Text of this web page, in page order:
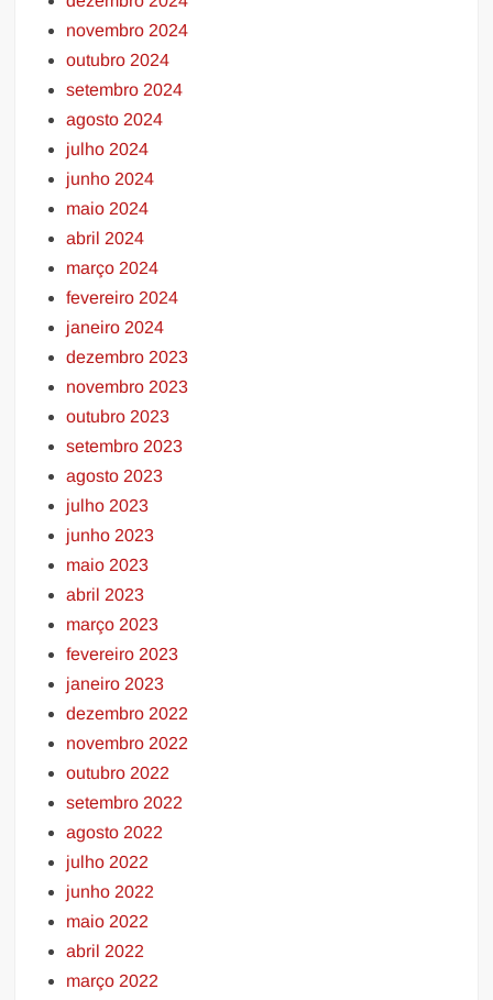
novembro 2024
outubro 2024
setembro 2024
agosto 2024
julho 2024
junho 2024
maio 2024
abril 2024
março 2024
fevereiro 2024
janeiro 2024
dezembro 2023
novembro 2023
outubro 2023
setembro 2023
agosto 2023
julho 2023
junho 2023
maio 2023
abril 2023
março 2023
fevereiro 2023
janeiro 2023
dezembro 2022
novembro 2022
outubro 2022
setembro 2022
agosto 2022
julho 2022
junho 2022
maio 2022
abril 2022
março 2022